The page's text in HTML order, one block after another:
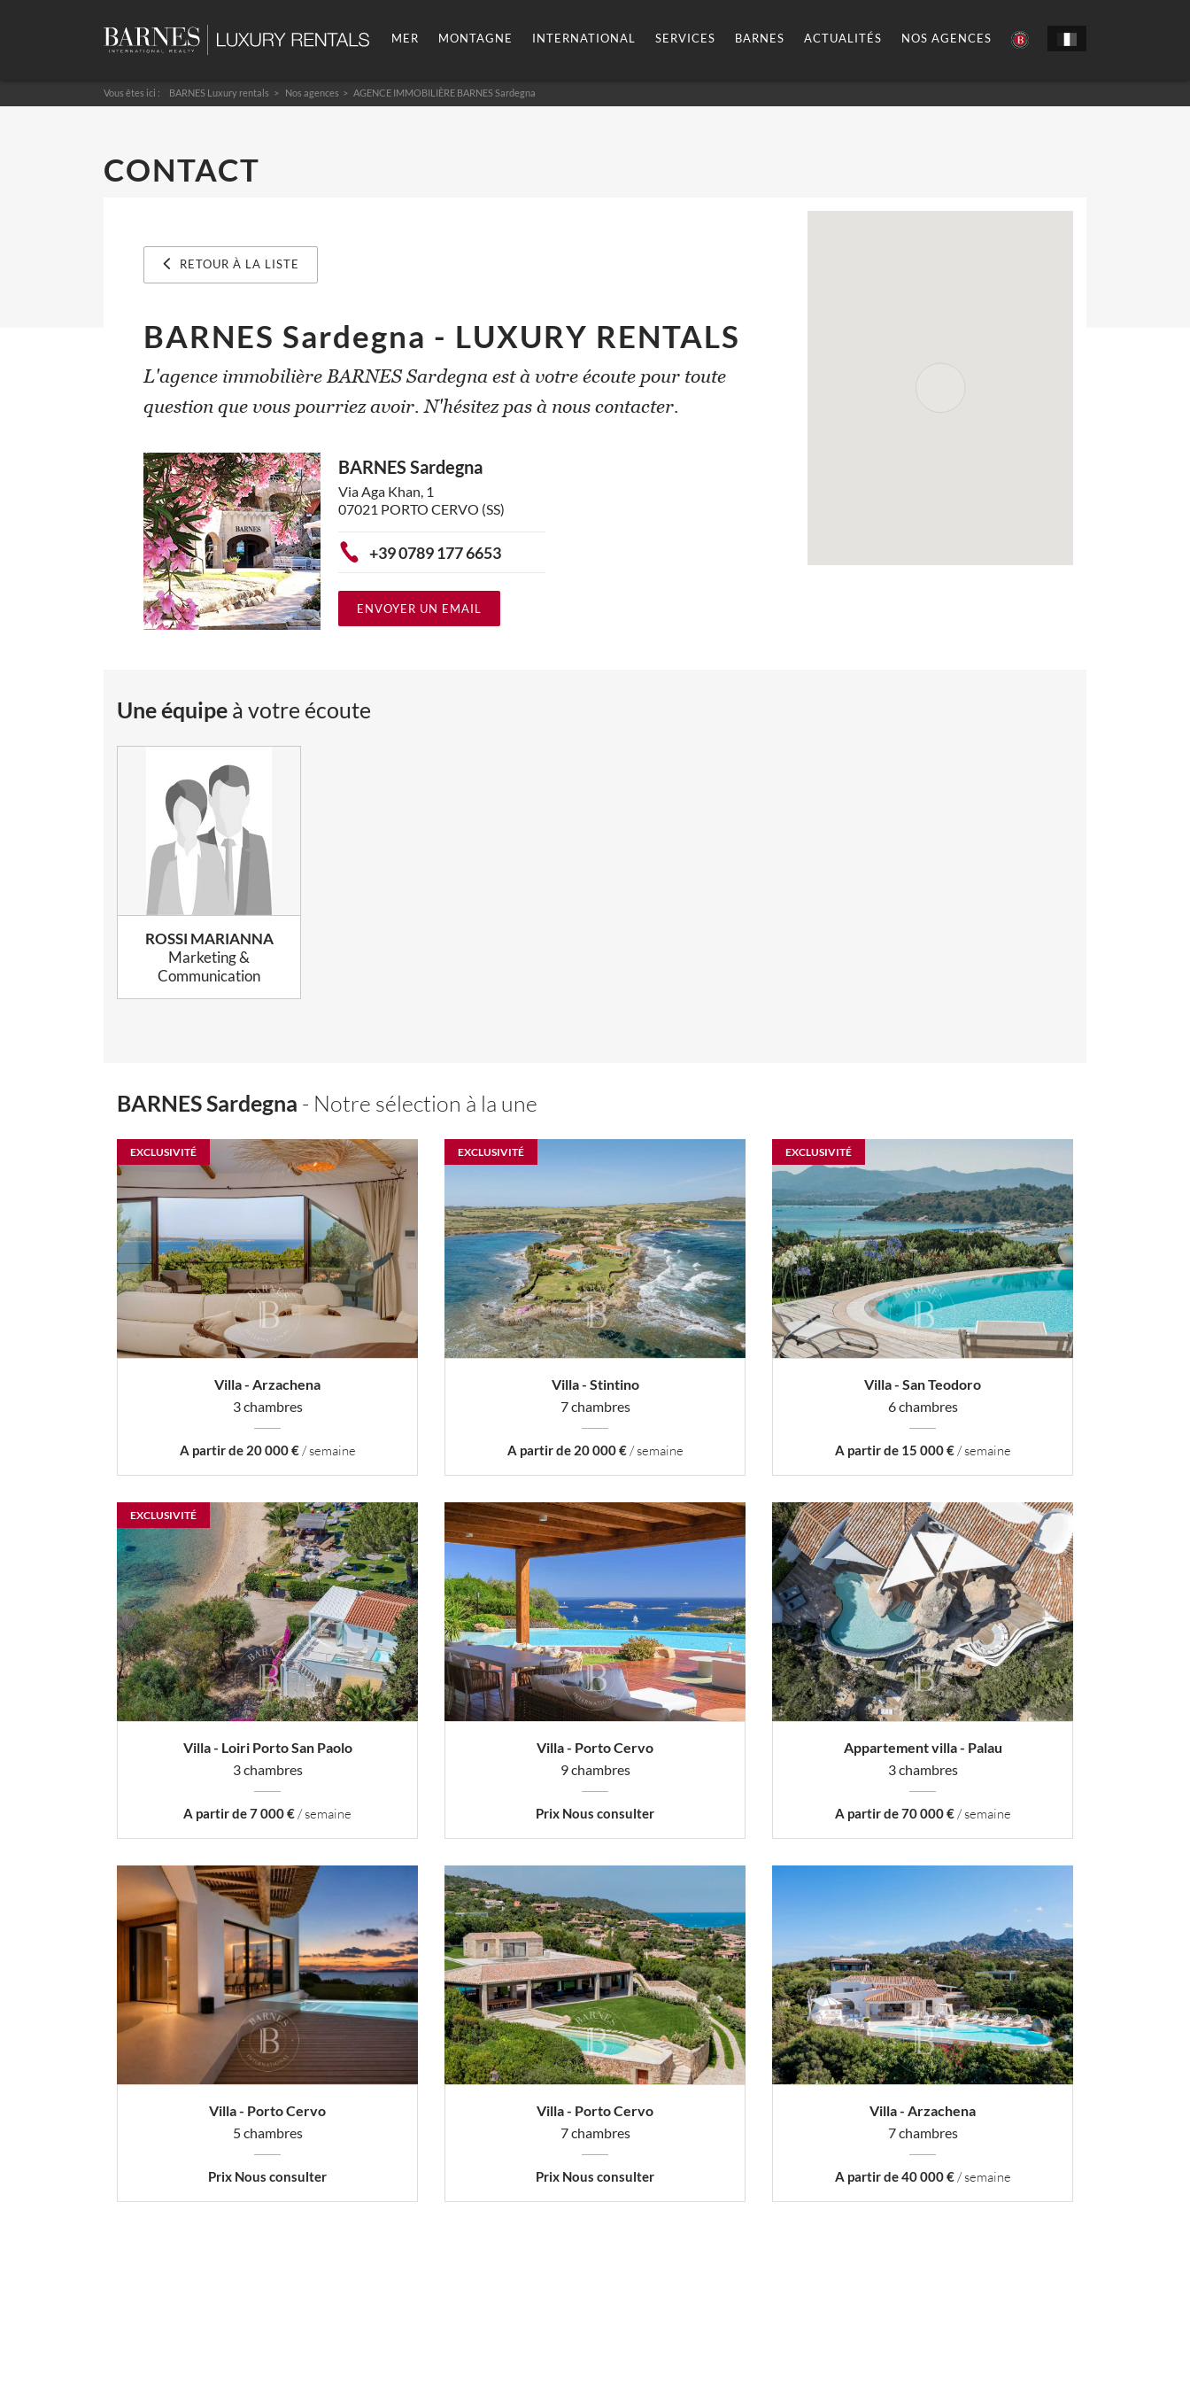
MER MONTAGNE INTERNATIONAL SERVICES BARNES ACTUALITÉS NOS AGENCES
Vous êtes ici : BARNES Luxury rentals Nos agences > AGENCE IMMOBILIÈRE BARNES Sardegna
CONTACT
RETOUR À LA LISTE
BARNES Sardegna - LUXURY RENTALS
L'agence immobilière BARNES Sardegna est à votre écoute pour toute
question que vous pourriez avoir. N'hésitez pas à nous contacter.
BARNES Sardegna
Via Aga Khan, 1
07021 PORTO CERVO (SS)
+39 0789 177 6653
ENVOYER UN EMAIL
Une équipe à votre écoute
ROSSI MARIANNA
Marketing &
Communication
BARNES Sardegna - Notre sélection à la une
EXCLUSIVITÉ
Villa - Arzachena
3 chambres
A partir de 20 000 €/ semaine
EXCLUSIVITÉ
Villa - Stintino
7 chambres
A partir de 20 000 €/ semaine
EXCLUSIVITÉ
Villa - San Teodoro
6 chambres
A partir de 15 000 €/ semaine
EXCLUSIVITÉ
Villa - Loiri Porto San Paolo
3 chambres
A partir de 7 000 € / semaine
Villa - Porto Cervo
9 chambres
Prix Nous consulter
Appartement villa - Palau
3 chambres
A partir de 70 000 €/ semaine
Villa - Porto Cervo
5 chambres
Prix Nous consulter
Villa - Porto Cervo
7 chambres
Prix Nous consulter
Villa - Arzachena
7 chambres
A partir de 40 000 €/ semaine